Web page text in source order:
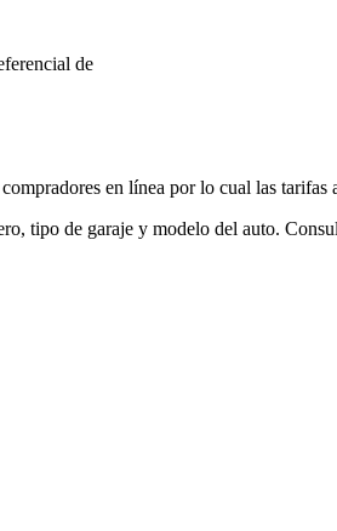
de
en línea por lo cual las tarifas
tipo de garaje y modelo del auto.